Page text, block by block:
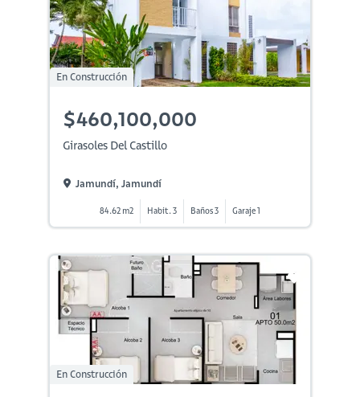
En Construcción
$460,100,000
Girasoles Del Castillo
Jamundí, Jamundí
84.62 m2 Habit. 3 Baños 3 Garaje 1
En Construcción